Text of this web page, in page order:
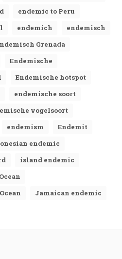
endemic to Peru
endemich
endemisch
Grenada
Endemische
Endemische hotspot
endemische soort
vogelsoort
endemism
Endemit
endemic
island endemic
Jamaican endemic